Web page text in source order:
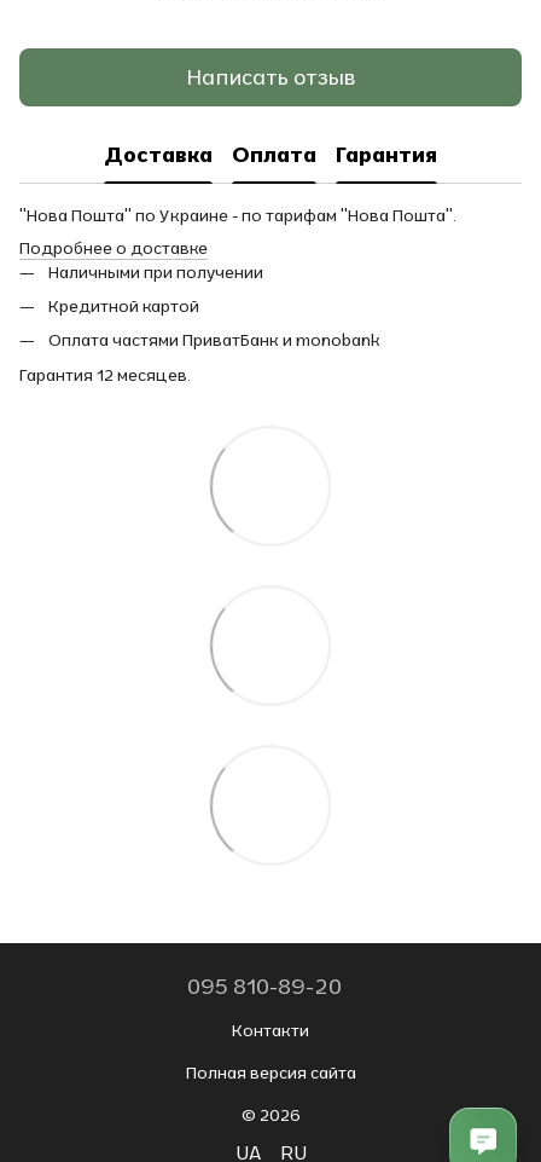
Написать отзыв
Доставка Оплата Гарантия
"Нова Пошта" по Украине - по тарифам "Нова Пошта".
Подробнее о доставке
Наличными при получении
Кредитной картой
Оплата частями ПриватБанк и monobank
Гарантия 12 месяцев.
095 810-89-20
Контакти
Полная версия сайта
© 2026
UA RU